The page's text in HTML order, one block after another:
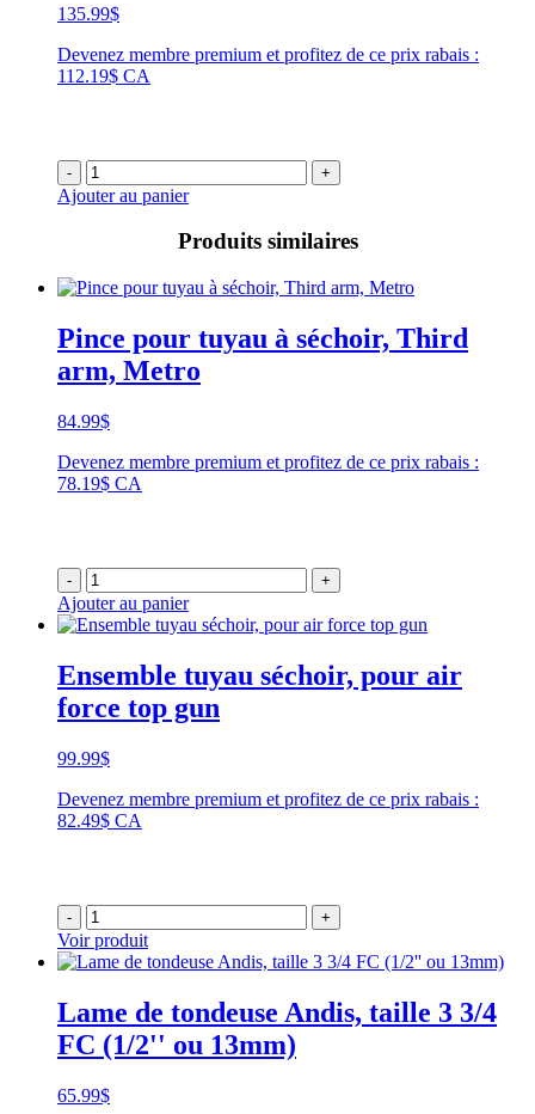
135.99$
Devenez membre premium et profitez de ce prix rabais :
112.19$ CA
- +
Ajouter au panier
Produits similaires
Pince pour tuyau à séchoir, Third
arm, Metro
84.99$
Devenez membre premium et profitez de ce prix rabais :
78.19$ CA
- +
Ajouter au panier
Ensemble tuyau séchoir, pour air
force top gun
99.99$
Devenez membre premium et profitez de ce prix rabais :
82.49$ CA
- +
Voir produit
Lame de tondeuse Andis, taille 3 3/4
FC (1/2'' ou 13mm)
65.99$